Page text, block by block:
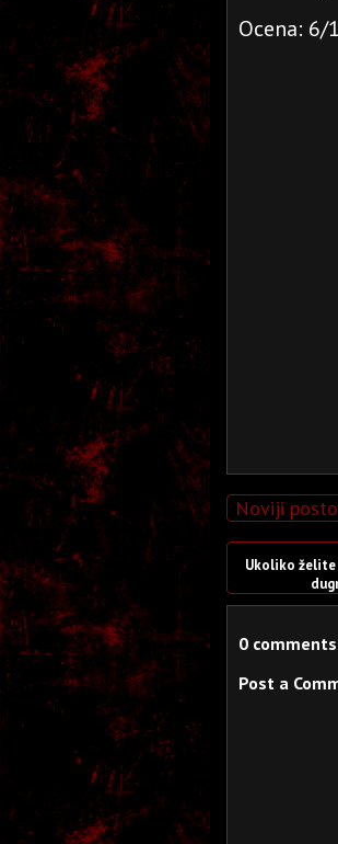
Ocena: 6/
Noviji
Ukoliko želite
0
Post a